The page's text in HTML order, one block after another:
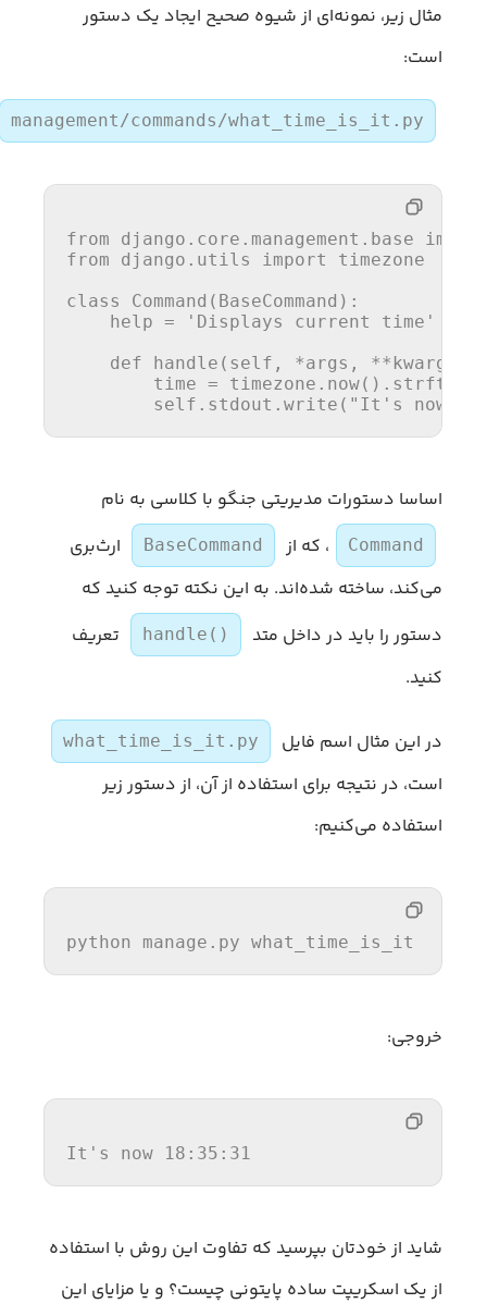
مثال زیر، نمونه‌ای از شیوه صحیح ایجاد یک دستور
است:
management/commands/what_time_is_it.py
from django.core.management.base
from django.utils import
timezone
class
Command ( BaseCommand ):
help =
'Displays current time'
def
handle ( self, *args, **kwargs
time =
        self.stdout.write(
"It's now
اساسا دستورات مدیریتی جنگو با کلاسی به نام
Command ، که از BaseCommand
ارث‌بری
می‌کند، ساخته شده‌اند. به این نکته توجه کنید که
دستور را باید در داخل متد
handle()
تعریف
کنید.
در این مثال اسم فایل what_time_is_it.py
است، در نتیجه برای استفاده از آن، از دستور زیر
استفاده می‌کنیم:
python manage.py what_time_is_it
خروجی:
It 's now 18:35:31
شاید از خودتان بپرسید که تفاوت این روش با استفاده
از یک اسکریپت ساده پایتونی چیست؟ و یا مزایای این